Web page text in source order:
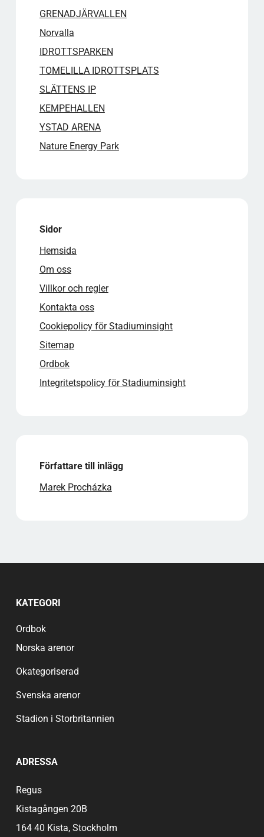
GRENADJÄRVALLEN
Norvalla
IDROTTSPARKEN
TOMELILLA IDROTTSPLATS
SLÄTTENS IP
KEMPEHALLEN
YSTAD ARENA
Nature Energy Park
Sidor
Hemsida
Om oss
Villkor och regler
Kontakta oss
Cookiepolicy för Stadiuminsight
Sitemap
Ordbok
Integritetspolicy för Stadiuminsight
Författare till inlägg
Marek Procházka
KATEGORI
Ordbok
Norska arenor
Okategoriserad
Svenska arenor
Stadion i Storbritannien
ADRESSA
Regus
Kistagången 20B
164 40 Kista, Stockholm